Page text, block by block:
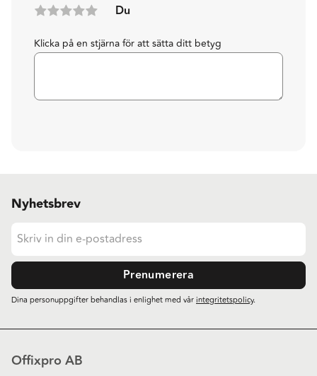
Du
Klicka på en stjärna för att sätta ditt betyg
Nyhetsbrev
Prenumerera
Dina personuppgifter behandlas i enlighet med vårintegritetspolicy.
Offixpro AB